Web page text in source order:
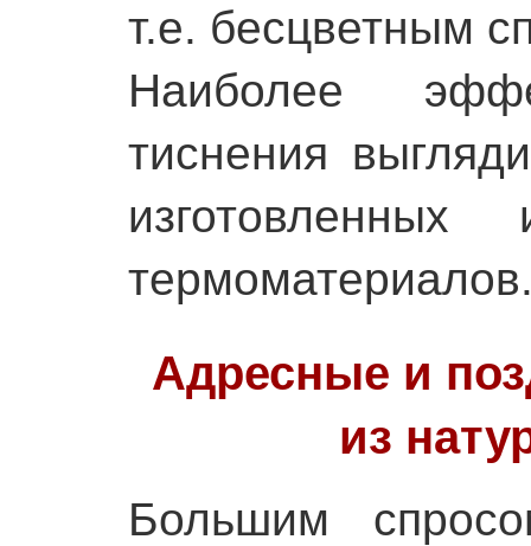
т.е. бесцветным
Наиболее
тиснения
Адресные и
из
Большим